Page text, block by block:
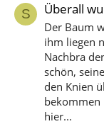
S Überall
Der Baum
ihm liegen
Nachbra
schön,
den Knien
bekommen
hier...